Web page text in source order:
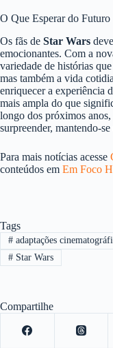
O Que Esperar do Futuro
Os fãs de Star Wars
emocionantes. Com a
variedade de histórias
mas também a vida
enriquecer a experiência
mais ampla do que
longo dos próximos anos,
surpreender, mantendo-
Para mais notícias acesse
conteúdos em Em Foco
Tags
#adaptações
#Star Wars
Compartilhe